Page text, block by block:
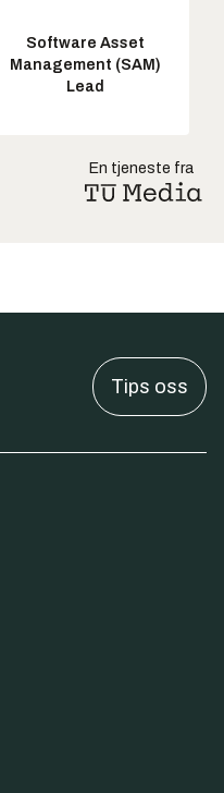
Software Asset
Management (SAM)
Lead
En tjeneste fra
Tips oss